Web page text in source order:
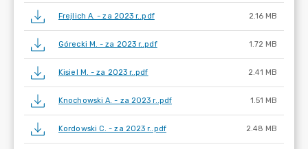
Frejlich A. - za 2023 r..pdf 2.16 MB
Górecki M. - za 2023 r..pdf 1.72 MB
Kisiel M. - za 2023 r..pdf 2.41 MB
Knochowski A. - za 2023 r..pdf 1.51 MB
Kordowski C. - za 2023 r..pdf 2.48 MB